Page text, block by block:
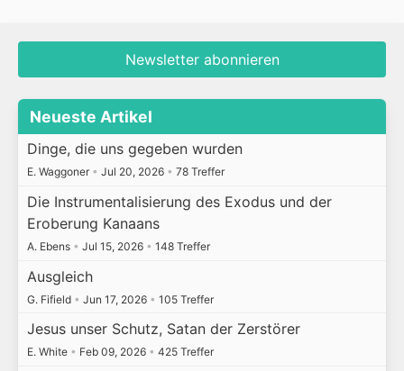
Newsletter abonnieren
Neueste Artikel
Dinge, die uns gegeben wurden
E. Waggoner • Jul 20, 2026 • 78 Treffer
Die Instrumentalisierung des Exodus und der
Eroberung Kanaans
A. Ebens • Jul 15, 2026 • 148 Treffer
Ausgleich
G. Fifield • Jun 17, 2026 • 105 Treffer
Jesus unser Schutz, Satan der Zerstörer
E. White • Feb 09, 2026 • 425 Treffer